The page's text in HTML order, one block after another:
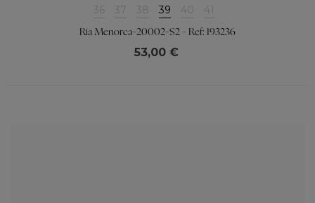
36 37 38 39 40 41
Ria Menorca-20002-S2 - Ref: 193236
53,00 €